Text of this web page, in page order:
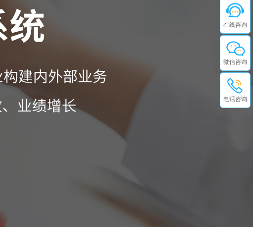
在线咨询
微信咨询
电话咨询